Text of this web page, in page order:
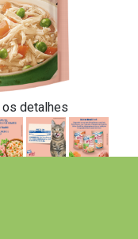
os detalhes